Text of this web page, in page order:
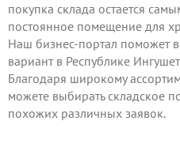
покупка склада остается
постоянное помещение для
Наш бизнес-портал поможет
вариант в Республике
Благодаря широкому
можете выбирать складское
похожих различных заявок.